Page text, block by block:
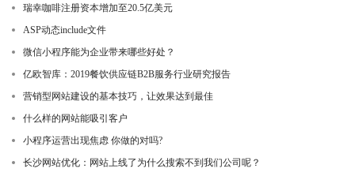
瑞幸咖啡注册资本增加至20.5亿美元
ASP动态include文件
微信小程序能为企业带来哪些好处？
亿欧智库：2019餐饮供应链B2B服务行业研究报告
营销型网站建设的基本技巧，让效果达到最佳
什么样的网站能吸引客户
小程序运营出现焦虑 你做的对吗?
长沙网站优化：网站上线了为什么搜索不到我们公司呢？